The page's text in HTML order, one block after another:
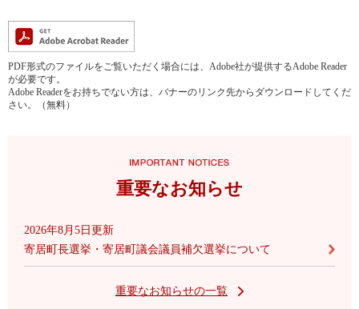
PDF形式のファイルをご覧いただく場合には、Adobe社が提供するAdobe Reader
が必要です。
Adobe Readerをお持ちでない方は、バナーのリンク先からダウンロードしてくだ
さい。（無料）
重要なお知らせ
2026年8月5日更新
寄居町長選挙・寄居町議会議員補欠選挙について
重要なお知らせの一覧